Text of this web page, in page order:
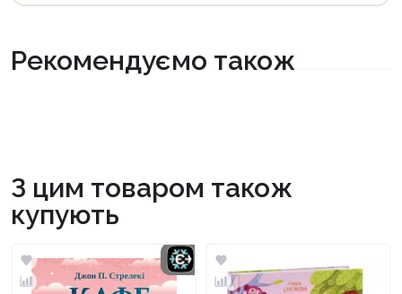
Рекомендуємо також
З цим товаром також
купують